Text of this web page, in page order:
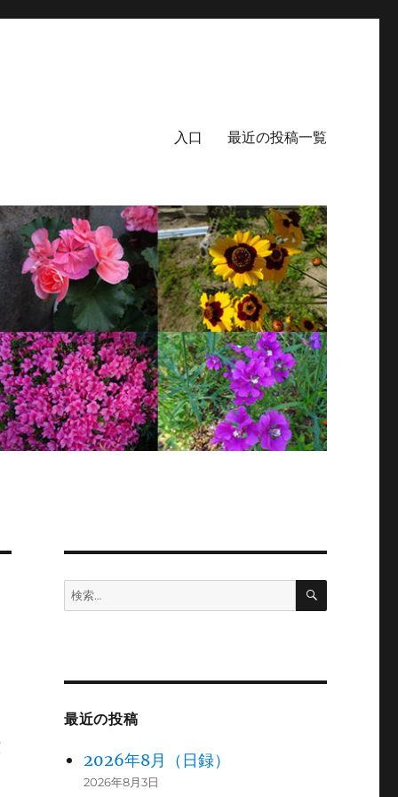
入口 最近の投稿一覧
検
索:
検
最近の投稿
2026年8月（日録）
2026年8月3日